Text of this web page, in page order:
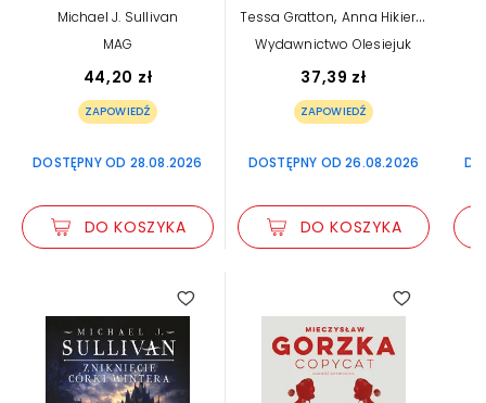
Michael J. Sullivan
MAG
44,20 zł
ZAPOWIEDŹ
DOSTĘPNY OD 28.08.2026
DO KOSZYKA
Tessa Gratton,Anna Hikiert-
Bereza (tłum.)
Wydawnictwo Olesiejuk
37,39 zł
ZAPOWIEDŹ
DOSTĘPNY OD 26.08.2026
DO KOSZYKA